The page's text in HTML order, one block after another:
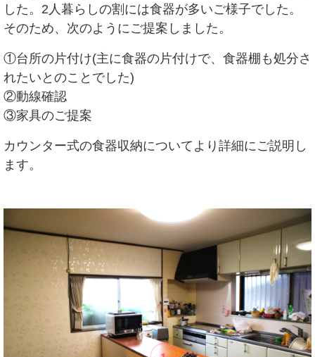
した。2人暮らしの割には食器が多いご様子でした。
そのため、次のようにご提案しました。
①台所の片付け(主に食器の片付けで、食器棚も処分さ
れたいとのことでした)
②動線確認
③家具のご提案
カウンター式の食器収納についてより詳細にご説明し
ます。